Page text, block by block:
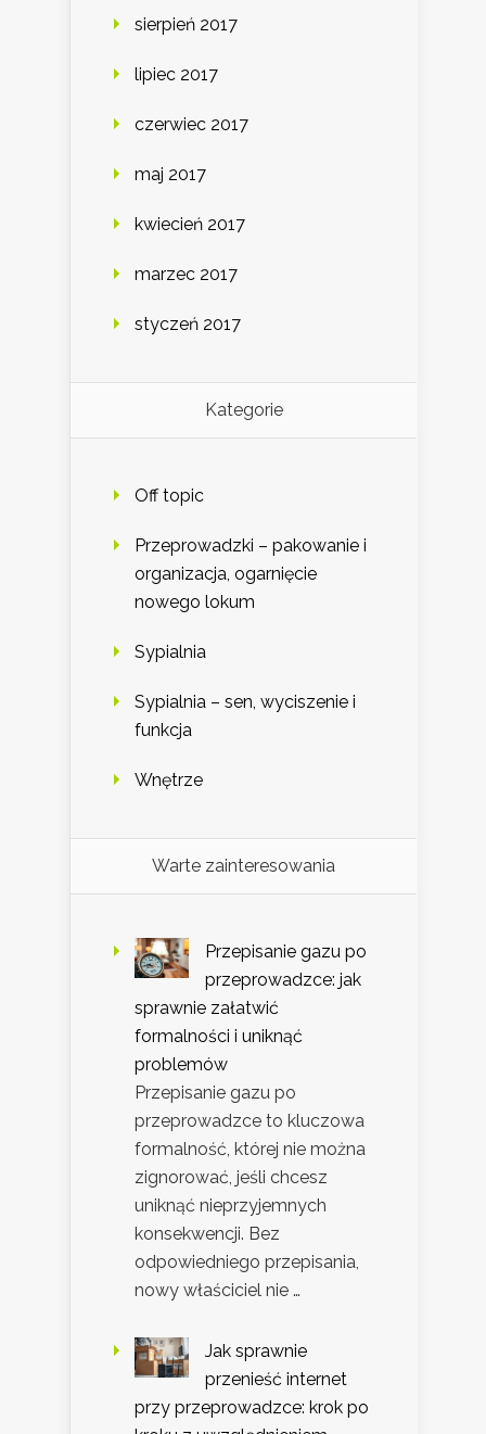
sierpień 2017
lipiec 2017
czerwiec 2017
maj 2017
kwiecień 2017
marzec 2017
styczeń 2017
Kategorie
Off topic
Przeprowadzki – pakowanie i
organizacja, ogarnięcie
nowego lokum
Sypialnia
Sypialnia – sen, wyciszenie i
funkcja
Wnętrze
Warte zainteresowania
Przepisanie gazu po
przeprowadzce: jak
sprawnie załatwić
formalności i uniknąć
problemów
Przepisanie gazu po
przeprowadzce to kluczowa
formalność, której nie można
zignorować, jeśli chcesz
uniknąć nieprzyjemnych
konsekwencji. Bez
odpowiedniego przepisania,
nowy właściciel nie …
Jak sprawnie
przenieść internet
przy przeprowadzce: krok po